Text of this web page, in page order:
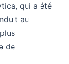
qui a été
au
de